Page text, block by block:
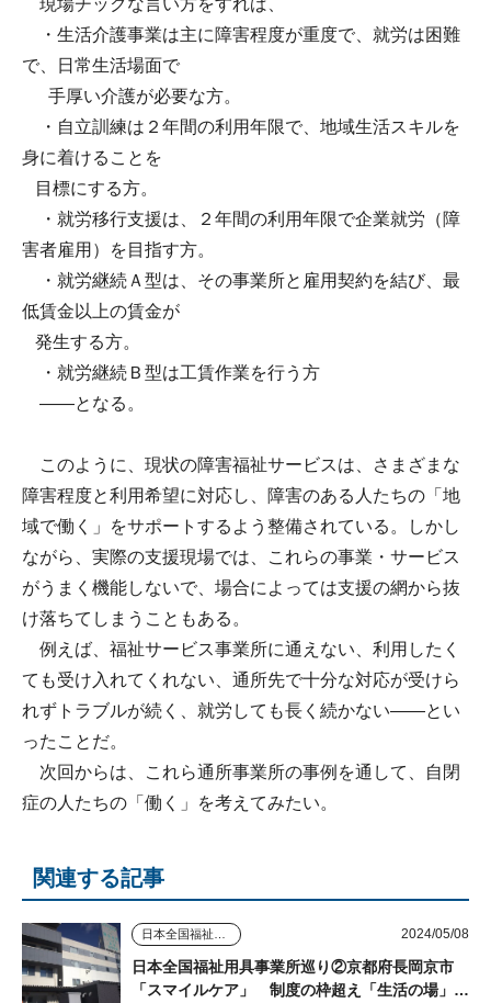
現場チックな言い方をすれば、
・生活介護事業は主に障害程度が重度で、就労は困難
で、日常生活場面で
手厚い介護が必要な方。
・自立訓練は２年間の利用年限で、地域生活スキルを
身に着けることを
目標にする方。
・就労移行支援は、２年間の利用年限で企業就労（障
害者雇用）を目指す方。
・就労継続Ａ型は、その事業所と雇用契約を結び、最
低賃金以上の賃金が
発生する方。
・就労継続Ｂ型は工賃作業を行う方
――となる。
このように、現状の障害福祉サービスは、さまざまな
障害程度と利用希望に対応し、障害のある人たちの「地
域で働く」をサポートするよう整備されている。しかし
ながら、実際の支援現場では、これらの事業・サービス
がうまく機能しないで、場合によっては支援の網から抜
け落ちてしまうこともある。
例えば、福祉サービス事業所に通えない、利用したく
ても受け入れてくれない、通所先で十分な対応が受けら
れずトラブルが続く、就労しても長く続かない――とい
ったことだ。
次回からは、これら通所事業所の事例を通して、自閉
症の人たちの「働く」を考えてみたい。
関連する記事
2024/05/08
日本全国福祉用具事業所巡り②京都府長岡京市
「スマイルケア」 制度の枠超え「生活の場」を